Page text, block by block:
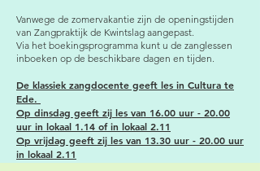
Vanwege de zomervakantie zijn de openingstijden
van Zangpraktijk de Kwintslag aangepast.
Via het boekingsprogramma kunt u de zanglessen
inboeken op de beschikbare dagen en tijden.
De klassiek zangdocente geeft les in Cultura te
Ede.
Op dinsdag geeft zij les van 16.00 uur - 20.00
uur in lokaal 1.14 of in lokaal 2.11
Op vrijdag geeft zij les van 13.30 uur - 20.00 uur
in lokaal 2.11